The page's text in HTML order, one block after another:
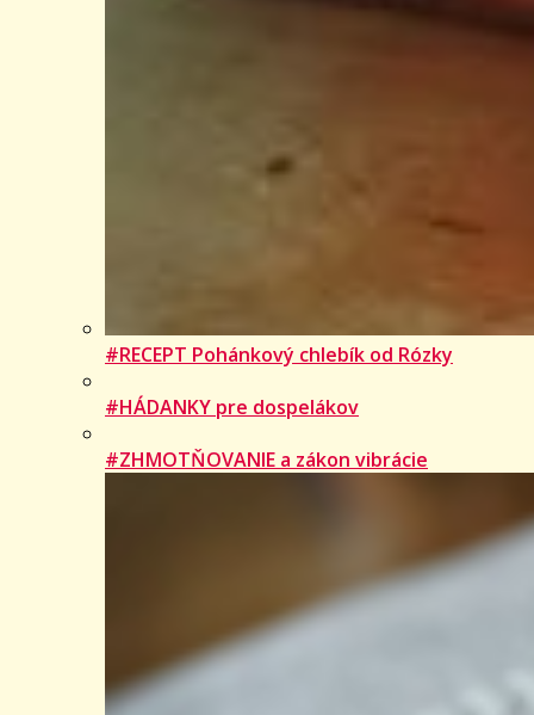
#RECEPT Pohánkový chlebík od Rózky
#HÁDANKY pre dospelákov
#ZHMOTŇOVANIE a zákon vibrácie